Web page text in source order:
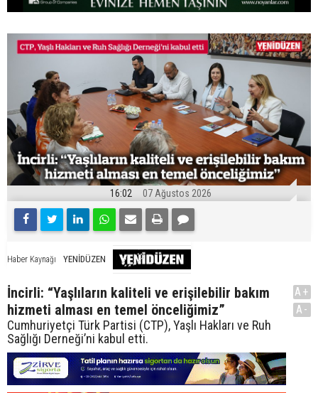
16:02 07 Ağustos 2026
Haber Kaynağı YENİDÜZEN
İncirli: “Yaşlıların kaliteli ve erişilebilir bakım
hizmeti alması en temel önceliğimiz”
Cumhuriyetçi Türk Partisi (CTP), Yaşlı Hakları ve Ruh
Sağlığı Derneği’ni kabul etti.
A+
A-